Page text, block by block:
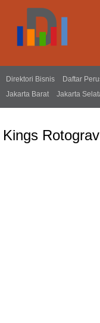
Direktori Bisnis Daftar
Jakarta Barat
Jakarta
Kings